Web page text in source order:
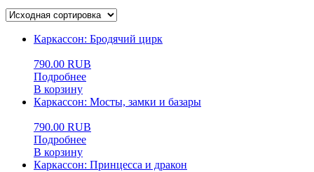
Каркассон: Бродячий цирк
790.00 RUB
Подробнее
В корзину
Каркассон: Мосты, замки и базары
790.00 RUB
Подробнее
В корзину
Каркассон: Принцесса и дракон